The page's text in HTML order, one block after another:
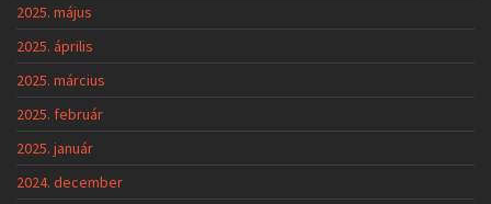
2025. május
2025. április
2025. március
2025. február
2025. január
2024. december